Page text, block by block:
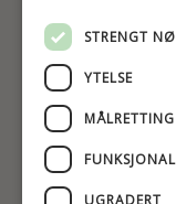
STRENGT
YTELSE
MÅLRETTING
UGRADERT